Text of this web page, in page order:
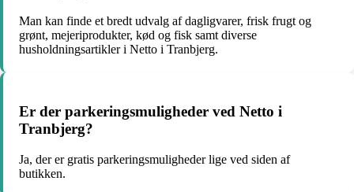
Man kan finde et bredt udvalg af dagligvarer, frisk frugt og
grønt, mejeriprodukter, kød og fisk samt diverse
husholdningsartikler i Netto i Tranbjerg.
Er der parkeringsmuligheder ved Netto i
Tranbjerg?
Ja, der er gratis parkeringsmuligheder lige ved siden af
butikken.